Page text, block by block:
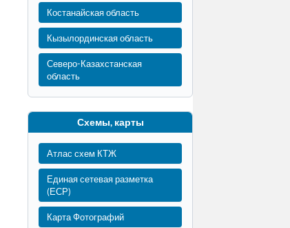
Костанайская область
Кызылординская область
Северо-Казахстанская
область
Схемы, карты
Атлас схем КТЖ
Единая сетевая разметка
(ЕСР)
Карта Фотографий